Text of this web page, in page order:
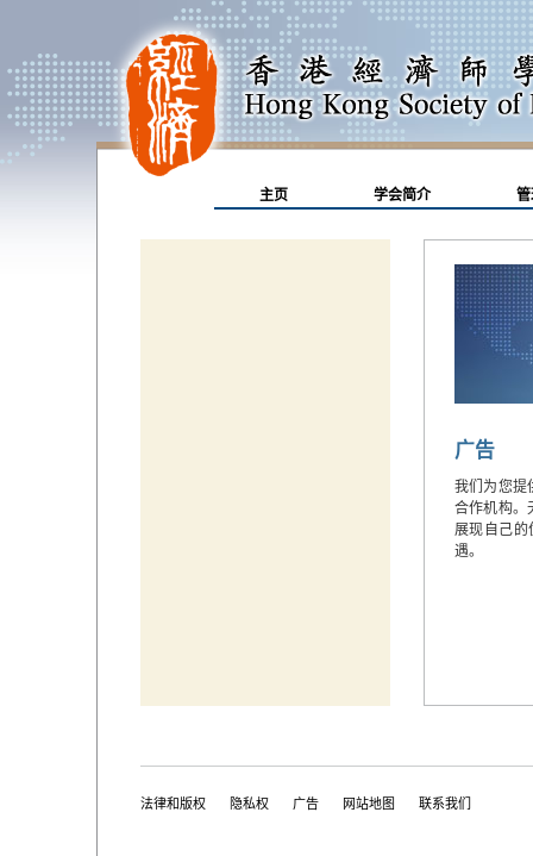
主页 学会简介
广告
我们为您提
合作机构。
展现自己的
遇。
法律和版权 隐私权 广告 网站地图 联系我们